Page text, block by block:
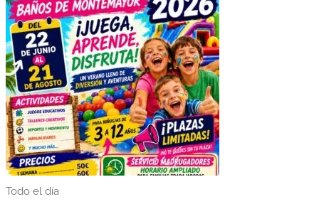
Todo el día